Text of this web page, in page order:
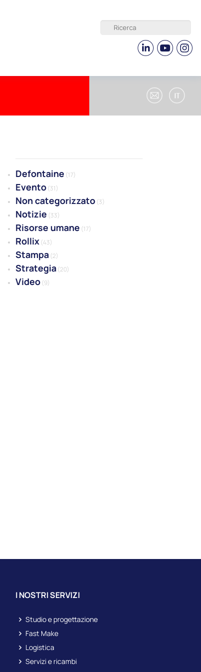
Defontaine (17)
Evento (31)
Non categorizzato (3)
Notizie (33)
Risorse umane (17)
Rollix (43)
Stampa (2)
Strategia (20)
Video (9)
I NOSTRI SERVIZI
Studio e progettazione
Fast Make
Logistica
Servizi e ricambi